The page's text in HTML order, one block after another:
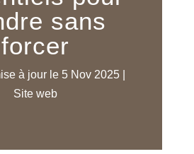
sans
forcer
à jour le 5 Nov 2025
Site web